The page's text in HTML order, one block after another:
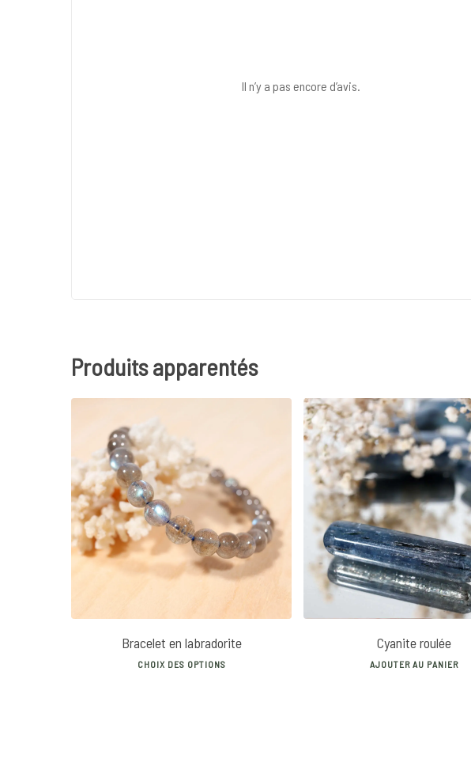
Il n’y a pas encore d’avis.
Produits apparentés
25€ 40€
Bracelet en labradorite
CHOIX DES OPTIONSThis
10€
Cyanite roulée
AJOUTER AU PANIER